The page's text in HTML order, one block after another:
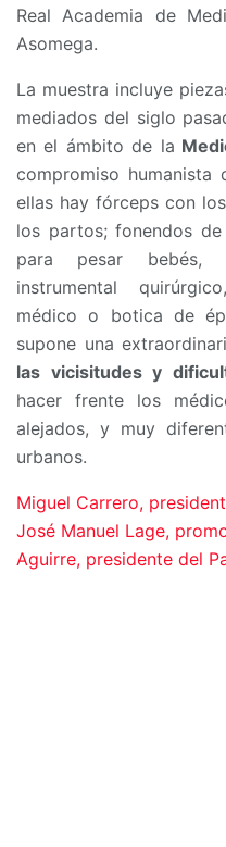
Real Academia de
Asomega.
La muestra incluye
mediados del siglo
en el ámbito de la
compromiso humanista
ellas hay fórceps con
los partos; fonendos
para pesar bebés,
instrumental
médico o botica de
supone una
las vicisitudes y
hacer frente los
alejados, y muy
urbanos.
Miguel Carrero,
José Manuel Lage,
Aguirre, presidente del